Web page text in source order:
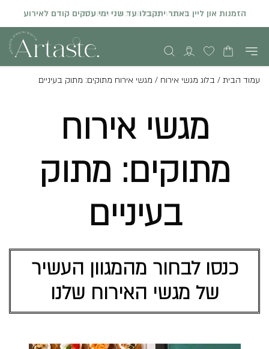
הזמנות און ליין באתר יתקבלו עד שני ימי עסקים קודם לאירוע
עמוד הבית / בלוג מגשי אירוח / מגשי אירוח מתוקים: מתוק בעיניים
מגשי אירוח
מתוקים: מתוק
בעיניים
כנסו לבחור מהמגוון העשיר
של מגשי האירוח שלנו